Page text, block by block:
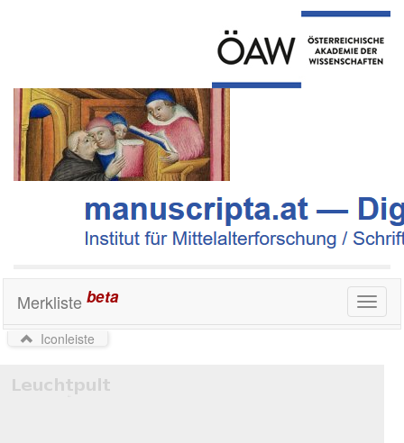
Toggle
Merkliste beta
Iconleiste